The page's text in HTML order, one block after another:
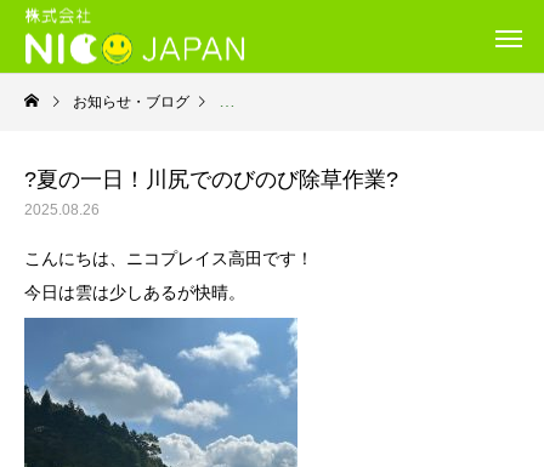
お知らせ・ブログ 就労継続支援Ｂ型・ニコプレイス
?夏の一日！川尻でのびのび除草作業?
2025.08.26
こんにちは、ニコプレイス高田です！
今日は雲は少しあるが快晴。